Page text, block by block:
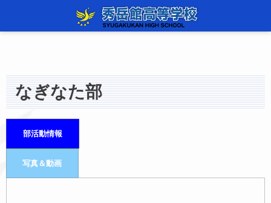
なぎなた部
部活動情報
写真＆動画